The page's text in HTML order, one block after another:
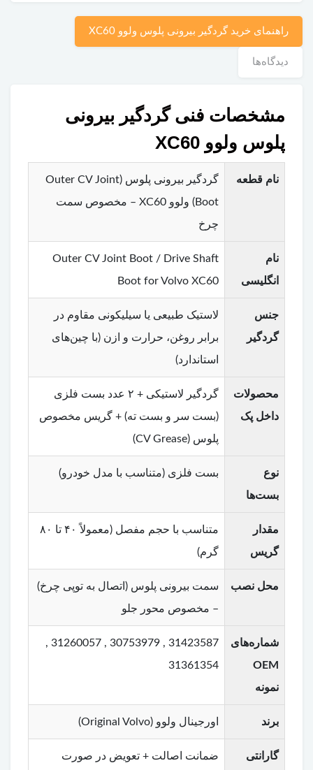
راهنمای خرید گردگیر بیرونی پلوس ولوو XC60
دیدگاه‌ها
مشخصات فنی گردگیر بیرونی
پلوس ولوو XC60
نام قطعه
گردگیر بیرونی پلوس (Outer CV Joint
Boot) ولوو XC60 – مخصوص سمت
چرخ
نام
انگلیسی
Outer CV Joint Boot / Drive Shaft
Boot for Volvo XC60
جنس
گردگیر
لاستیک طبیعی یا سیلیکونی مقاوم در
برابر روغن، حرارت و ازن (با چین‌های
استاندارد)
محصولات
داخل پک
گردگیر لاستیکی + ۲ عدد بست فلزی
(بست سر و بست ته) + گریس مخصوص
پلوس (CV Grease)
نوع
بست‌ها
بست فلزی (متناسب با مدل خودرو)
مقدار
گریس
متناسب با حجم مفصل (معمولاً ۴۰ تا ۸۰
گرم)
محل نصب
سمت بیرونی پلوس (اتصال به توپی چرخ)
– مخصوص محور جلو
شماره‌های
OEM
نمونه
31423587 , 30753979 , 31260057 ,
31361354
برند اورجینال ولوو (Original Volvo)
گارانتی ضمانت اصالت + تعویض در صورت